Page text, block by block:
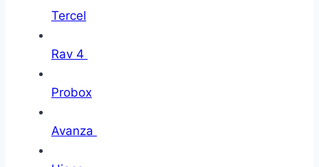
Tercel
Rav 4
Probox
Avanza